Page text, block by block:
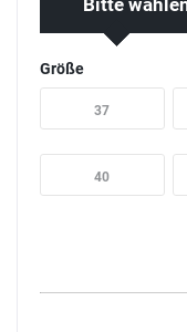
Größe
37
40